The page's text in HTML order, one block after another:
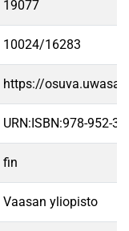
19077
10024/16283
https://
URN:ISBN:978-952-
fin
Vaasan yliopisto